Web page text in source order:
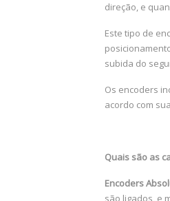
direção, e
Este tipo de
subida do
Os encoders
acordo com
Quais são as
Encoders
são ligados, e